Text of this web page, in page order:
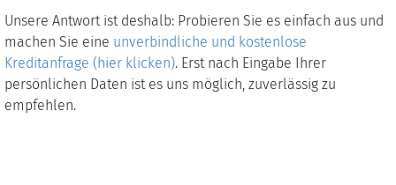
Unsere Antwort ist deshalb: Probieren Sie es einfach aus und
machen Sie eine unverbindliche und kostenlose
Kreditanfrage (hier klicken). Erst nach Eingabe Ihrer
persönlichen Daten ist es uns möglich, zuverlässig zu
empfehlen.